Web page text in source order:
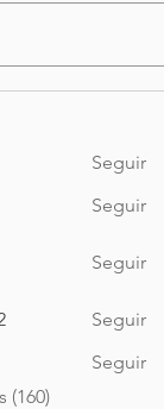
Seguir
Seguir
Seguir
Seguir
Seguir
(160)